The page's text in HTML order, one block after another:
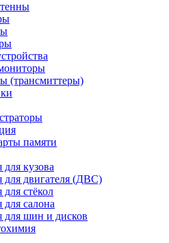
(трансмиттеры)
памяти
кузова
для двигателя (ДВС)
стёкол
салона
для шин и дисков